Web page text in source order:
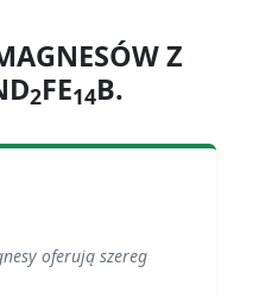
Z
2FE14B.
oferują szereg